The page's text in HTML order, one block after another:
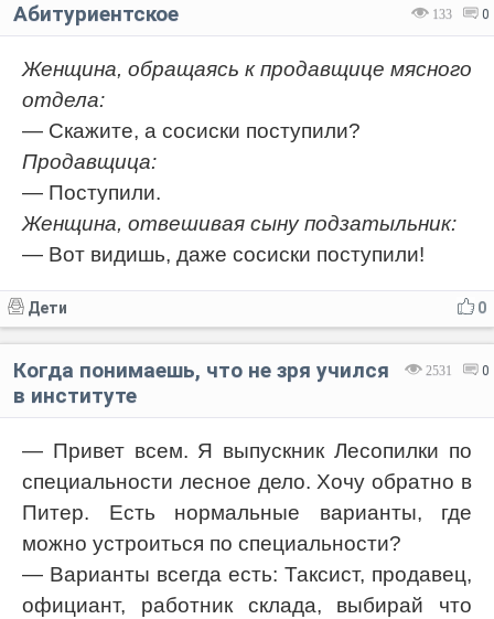
133 0
Абитуриентское
Женщина, обращаясь к продавщице мясного
отдела:
— Скажите, а сосиски поступили?
Продавщица:
— Поступили.
Женщина, отвешивая сыну подзатыльник:
— Вот видишь, даже сосиски поступили!
0
Дети
2531 0
Когда понимаешь, что не зря учился
в институте
— Привет всем. Я выпускник Лесопилки по
специальности лесное дело. Хочу обратно в
Питер. Есть нормальные варианты, где
можно устроиться по специальности?
— Варианты всегда есть: Таксист, продавец,
официант, работник склада, выбирай что